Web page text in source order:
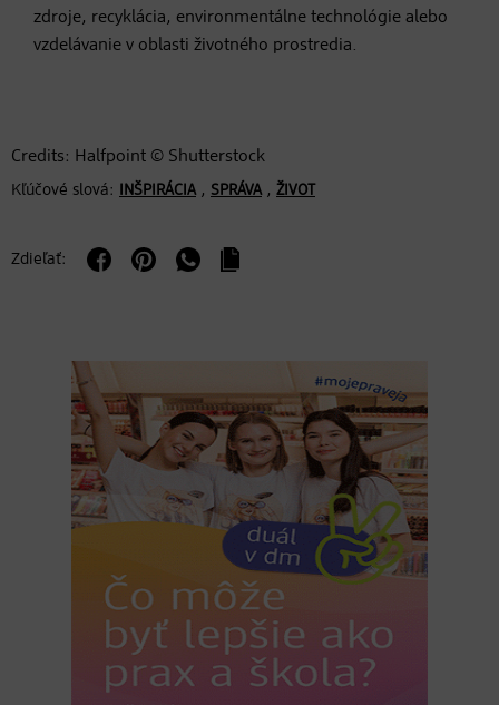
zdroje, recyklácia, environmentálne technológie alebo
vzdelávanie v oblasti životného prostredia.
Credits: Halfpoint © Shutterstock
Kľúčové slová: INŠPIRÁCIA, SPRÁVA, ŽIVOT
Zdieľať: